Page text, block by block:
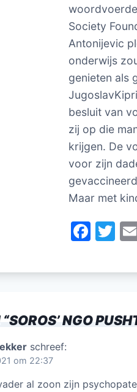
Society
Antonijevic
onderwijs
genieten als
besluit van
zij op die
krijgen. De
voor zijn
Maar met
F
c
b
o
T
itt
SOROS’ NGO
schreef:
om 22:37
al zoon zijn